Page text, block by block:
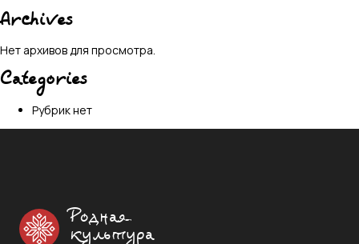
Archives
Нет архивов для просмотра.
Categories
Рубрик нет
Родная
культура